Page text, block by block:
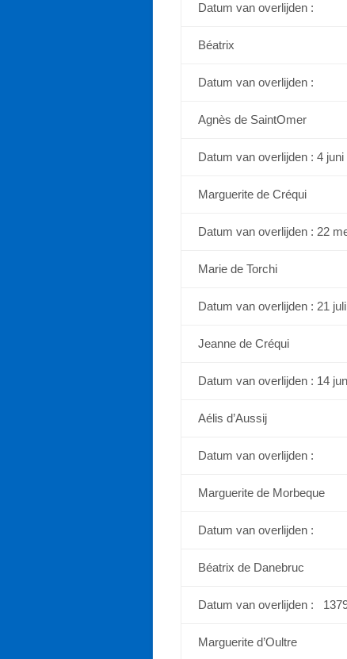
Datum van overlijden :
Béatrix
Datum van overlijden :
Agnès de SaintOmer
Datum van overlijden : 4 juni
Marguerite de Créqui
Datum van overlijden : 22
Marie de Torchi
Datum van overlijden : 21
Jeanne de Créqui
Datum van overlijden : 14
Aélis d’Aussij
Datum van overlijden :
Marguerite de Morbeque
Datum van overlijden :
Béatrix de Danebruc
Datum van overlijden :
Marguerite d’Oultre